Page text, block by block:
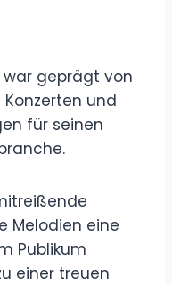
war geprägt von
und
für seinen
Melodien eine
Publikum
einer treuen